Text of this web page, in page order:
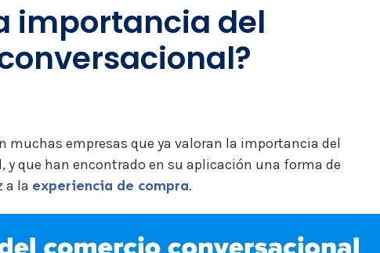
importancia del
muchas empresas que ya valoran la importancia del
y que han encontrado en su aplicación una forma de
a la experiencia de compra.